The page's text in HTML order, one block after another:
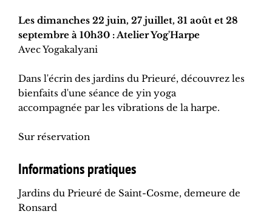
Les dimanches 22 juin, 27 juillet, 31 août et 28
septembre à 10h30 : Atelier Yog'Harpe
Avec Yogakalyani
Dans l'écrin des jardins du Prieuré, découvrez les
bienfaits d'une séance de yin yoga
accompagnée par les vibrations de la harpe.
Sur réservation
Informations pratiques
Jardins du Prieuré de Saint-Cosme, demeure de
Ronsard